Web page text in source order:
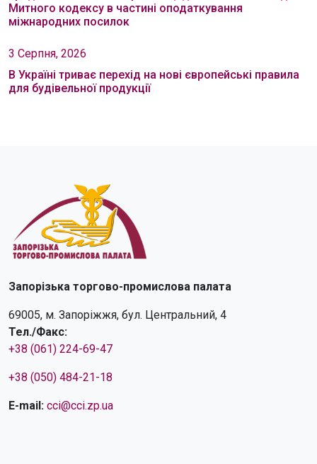
Митного кодексу в частині оподаткування
міжнародних посилок
3 Серпня, 2026
В Україні триває перехід на нові європейські правила
для будівельної продукції
Запорізька торгово-промислова палата
69005, м. Запоріжжя, бул. Центральний, 4
Тел./Факс:
+38 (061) 224-69-47
+38 (050) 484-21-18
E-mail: cci@cci.zp.ua